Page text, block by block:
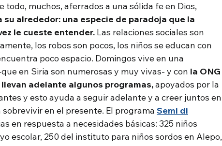
todo, muchos, aferrados a una sólida fe en Dios,
alrededor: una especie de paradoja que la
le cueste entender. Las relaciones sociales son
los robos son pocos, los niños se educan con
poco espacio. Domingos vive en una
en Siria son numerosas y muy vivas- y con la ONG
adelante algunos programas,apoyados por la
y esto ayuda a seguir adelante y a creer juntos en
en el presente. El programa Semi di
en respuesta a necesidades básicas: 325 niños
escolar, 250 del instituto para niños sordos en Alepo,